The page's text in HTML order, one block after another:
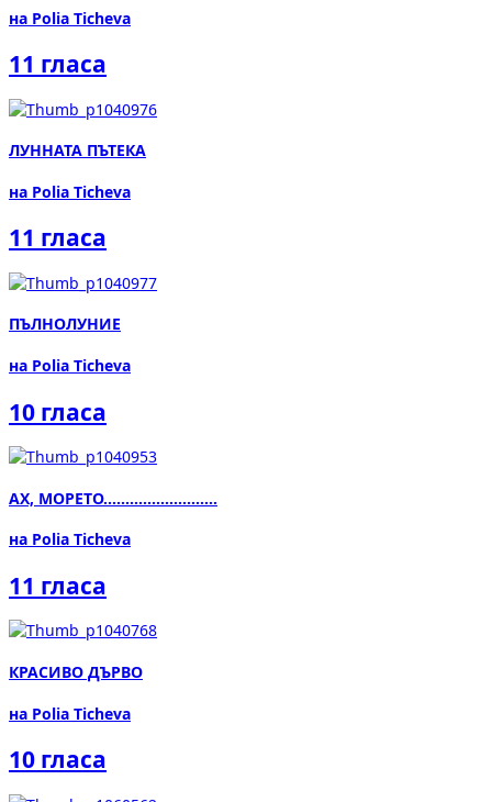
на Polia Ticheva
11 гласа
ЛУННАТА ПЪТЕКА
на Polia Ticheva
11 гласа
ПЪЛНОЛУНИЕ
на Polia Ticheva
10 гласа
АХ, МОРЕТО..........................
на Polia Ticheva
11 гласа
КРАСИВО ДЪРВО
на Polia Ticheva
10 гласа